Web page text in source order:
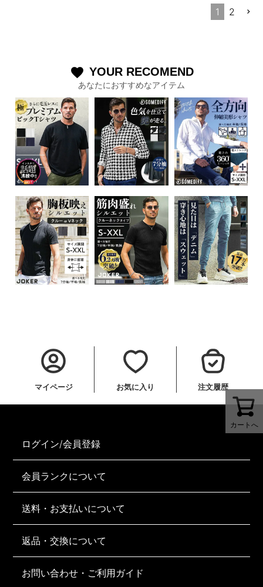
1
2
カートへ
favorite YOUR RECOMEND
あなたにおすすめなアイテム
マイページ お気に入り 注文履歴
ログイン/会員登録
会員ランクについて
送料・お支払いについて
返品・交換について
お問い合わせ・ご利用ガイド